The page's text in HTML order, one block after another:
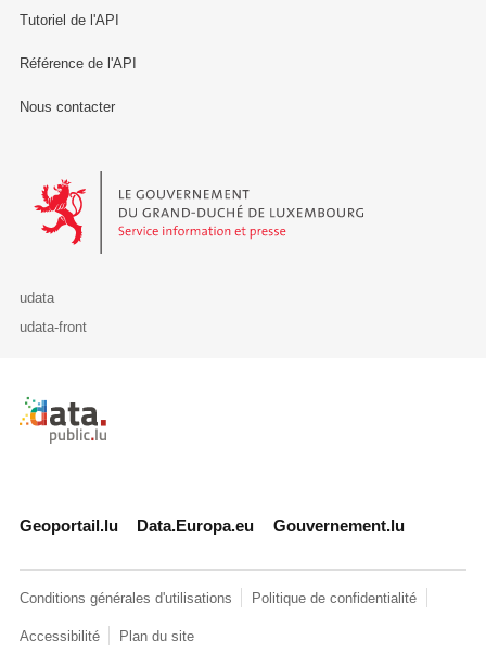
Tutoriel de l'API
Référence de l'API
Nous contacter
Le Gouvernement du Grand-Duché de Luxembourg - Service
udata
udata-front
Retour à l'accueil de data.public.lu
Geoportail.lu Data.Europa.eu Gouvernement.lu
Conditions générales d'utilisations Politique de confidentialité
Accessibilité Plan du site